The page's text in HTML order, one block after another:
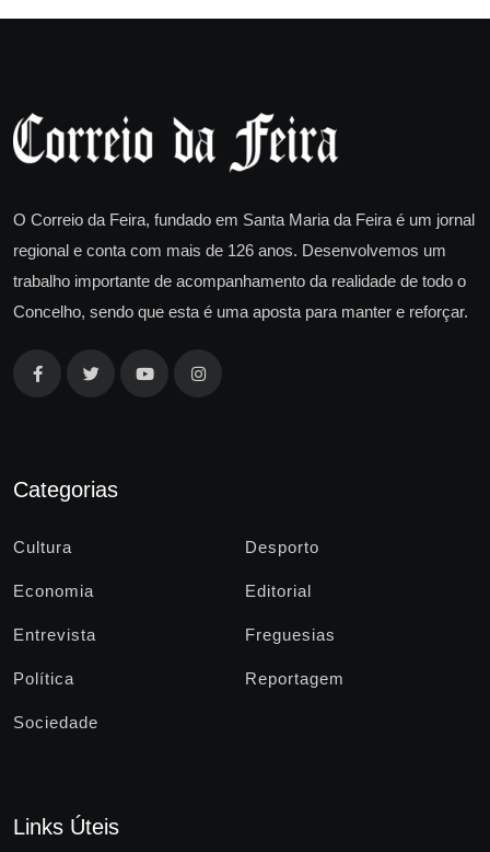
O Correio da Feira, fundado em Santa Maria da Feira é um jornal
regional e conta com mais de 126 anos. Desenvolvemos um
trabalho importante de acompanhamento da realidade de todo o
Concelho, sendo que esta é uma aposta para manter e reforçar.
Categorias
Cultura Desporto
Economia Editorial
Entrevista Freguesias
Política Reportagem
Sociedade
Links Úteis